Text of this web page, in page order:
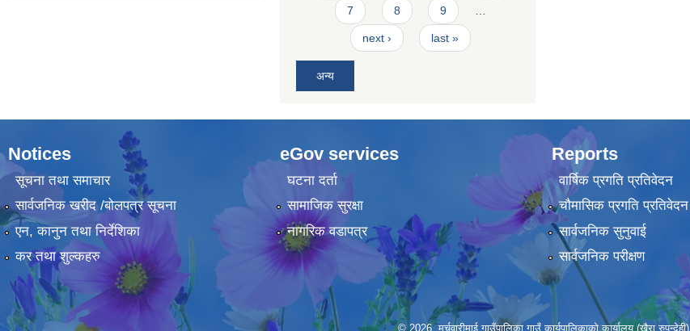
7 8 9
next › last »
अन्य
Notices
सूचना तथा समाचार
सार्वजनिक खरीद /बोलपत्र सूचना
एन, कानुन तथा निर्देशिका
कर तथा शुल्कहरु
eGov services
घटना दर्ता
सामाजिक सुरक्षा
नागरिक वडापत्र
Reports
वार्षिक प्रगति प्रतिवेदन
चौमासिक प्रगति प्रतिवेदन
सार्वजनिक सुनुवाई
सार्वजनिक परीक्षण
© 2026 मर्चवारीमाई गाउँपालिका,गाउँ कार्यपालिकाको कार्यालय (खैरा,रुपन्देही)